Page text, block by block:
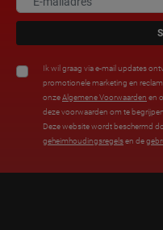
Ik wil graag via e-mail updates
promotionele marketing en
onzeAlgemene Voorwaarden en
deze voorwaarden om te
Deze website wordt beschermd
geheimhoudingsregelsen de